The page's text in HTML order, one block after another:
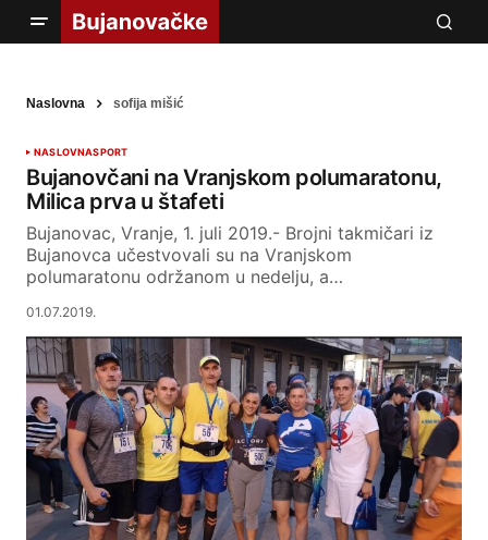
Naslovna sofija mišić
NASLOVNASPORT
Bujanovčani na Vranjskom polumaratonu,
Milica prva u štafeti
Bujanovac, Vranje, 1. juli 2019.- Brojni takmičari iz
Bujanovca učestvovali su na Vranjskom
polumaratonu održanom u nedelju, a…
01.07.2019.